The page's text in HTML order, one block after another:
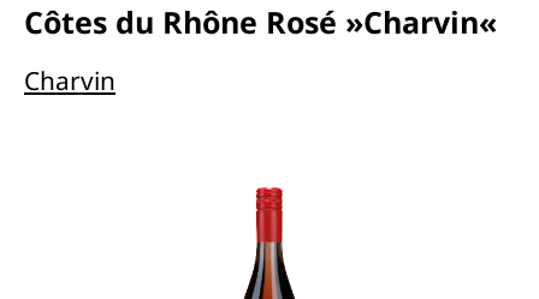
Côtes du Rhône Rosé »Charvin«
Charvin